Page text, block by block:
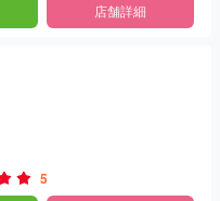
店舗詳細
5